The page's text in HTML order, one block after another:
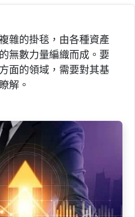
雜的掛毯，由各種資產
無數力量編織而成。要
面的領域，需要對其基
解。